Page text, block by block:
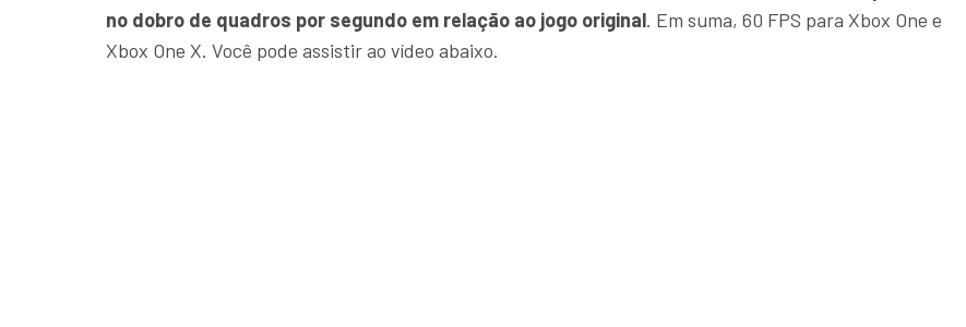
no dobro de quadros por segundo em relação ao jogo original. Em suma, 60 FPS para Xbox One e
Xbox One X. Você pode assistir ao vídeo abaixo.